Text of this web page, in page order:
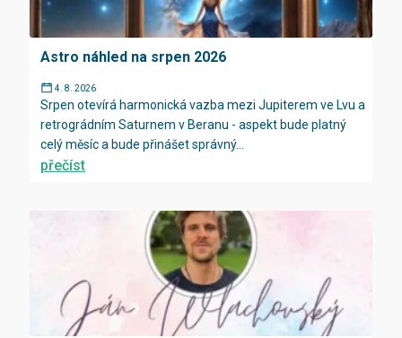
Astro náhled na srpen 2026
4. 8. 2026
Srpen otevírá harmonická vazba mezi Jupiterem ve Lvu a
retrográdním Saturnem v Beranu - aspekt bude platný
celý měsíc a bude přinášet správný...
přečíst